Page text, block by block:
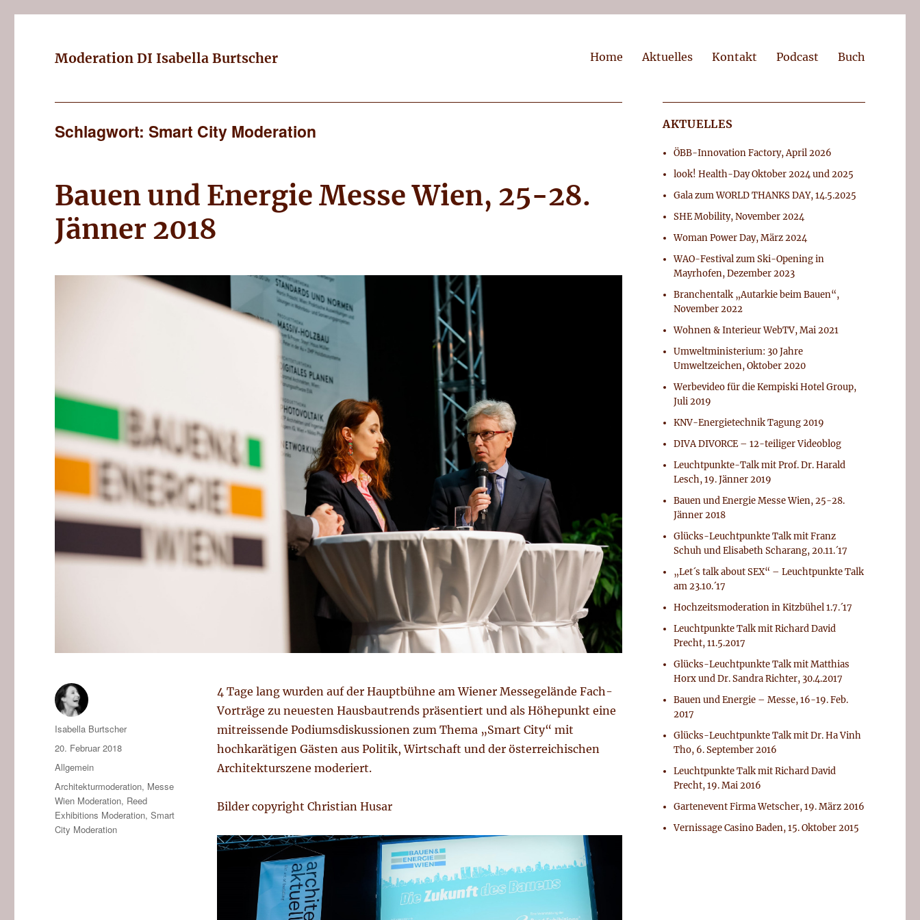
Moderation DI Isabella Burtscher Home Aktuelles Kontakt Podcast Buch
Schlagwort: Smart City Moderation
Bauen und Energie Messe Wien, 25-28.
Jänner 2018
4 Tage lang wurden auf der Hauptbühne am Wiener Messegelände Fach-
Vorträge zu neuesten Hausbautrends präsentiert und als Höhepunkt eine
mitreissende Podiumsdiskussionen zum Thema „Smart City“ mit
hochkarätigen Gästen aus Politik, Wirtschaft und der österreichischen
Architekturszene moderiert.
Bilder copyright Christian Husar
Autor
Isabella Burtscher
Veröffentlicht
am
20. Februar 2018
Kategorien
Allgemein
Tags
Architekturmoderation, Messe
Wien Moderation, Reed
Exhibitions Moderation,Smart
City Moderation
AKTUELLES
ÖBB-Innovation Factory, April 2026
look! Health-Day Oktober 2024 und 2025
Gala zum WORLD THANKS DAY, 14.5.2025
SHE Mobility, November 2024
Woman Power Day, März 2024
WAO-Festival zum Ski-Opening in
Mayrhofen, Dezember 2023
Branchentalk „Autarkie beim Bauen“,
November 2022
Wohnen & Interieur WebTV, Mai 2021
Umweltministerium: 30 Jahre
Umweltzeichen, Oktober 2020
Werbevideo für die Kempiski Hotel Group,
Juli 2019
KNV-Energietechnik Tagung 2019
DIVA DIVORCE – 12-teiliger Videoblog
Leuchtpunkte-Talk mit Prof. Dr. Harald
Lesch, 19. Jänner 2019
Bauen und Energie Messe Wien, 25-28.
Jänner 2018
Glücks-Leuchtpunkte Talk mit Franz
Schuh und Elisabeth Scharang, 20.11.´17
„Let´s talk about SEX“ – Leuchtpunkte Talk
am 23.10.´17
Hochzeitsmoderation in Kitzbühel 1.7.´17
Leuchtpunkte Talk mit Richard David
Precht, 11.5.2017
Glücks-Leuchtpunkte Talk mit Matthias
Horx und Dr. Sandra Richter, 30.4.2017
Bauen und Energie – Messe, 16-19. Feb.
2017
Glücks-Leuchtpunkte Talk mit Dr. Ha Vinh
Tho, 6. September 2016
Leuchtpunkte Talk mit Richard David
Precht, 19. Mai 2016
Gartenevent Firma Wetscher, 19. März 2016
Vernissage Casino Baden, 15. Oktober 2015